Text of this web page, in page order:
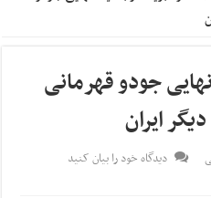
جودو قهرمانی
دیدگاه خود را بیان کنید